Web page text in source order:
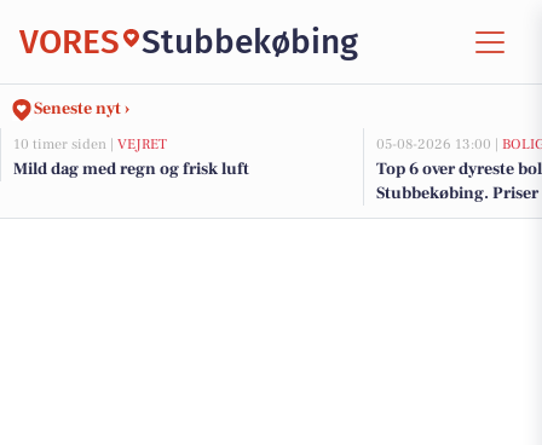
VORES Stubbekøbing
Seneste nyt ›
10 timer siden | VEJRET
Mild dag med regn og frisk luft
05-08-2026 13:00 |
Top 6 over dyreste
Stubbekøbing.